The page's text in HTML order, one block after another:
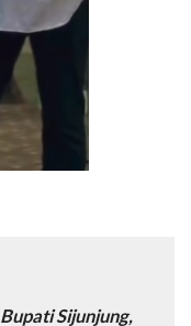
Bupati Sijunjung,